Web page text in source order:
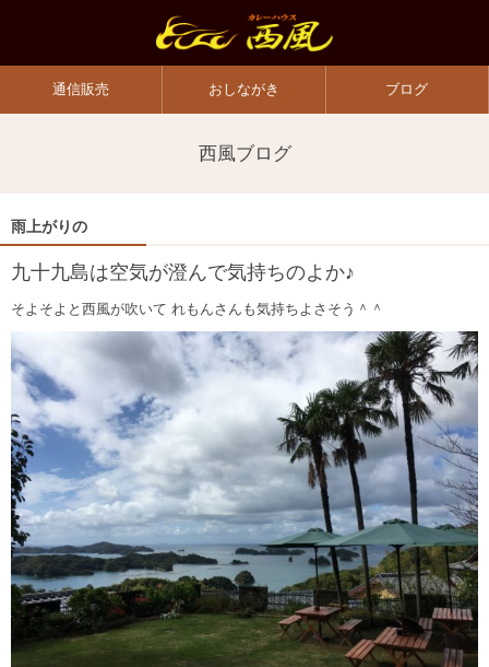
通信販売 おしながき ブログ
西風ブログ
雨上がりの
九十九島は空気が澄んで気持ちのよか♪
そよそよと西風が吹いて れもんさんも気持ちよさそう＾＾